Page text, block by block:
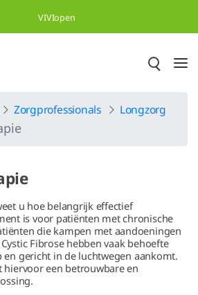
gaan
VIVIopen
Zorgprofessionals Longzorg
u hoe belangrijk effectief
is voor patiënten met chronische
die kampen met aandoeningen
Fibrose hebben vaak behoefte
en gericht in de luchtwegen aankomt.
hiervoor een betrouwbare en